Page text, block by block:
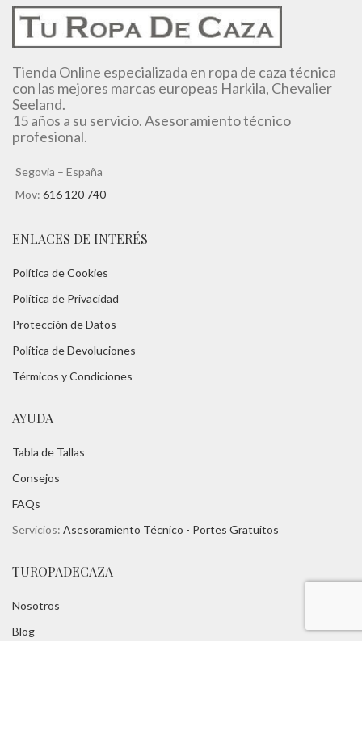
Tienda Online especializada en ropa de caza técnica
con las mejores marcas europeas Harkila, Chevalier
Seeland.
15 años a su servicio. Asesoramiento técnico
profesional.
Segovia – España
Mov: 616 120 740
ENLACES DE INTERÉS
Política de Cookies
Política de Privacidad
Protección de Datos
Política de Devoluciones
Térmicos y Condiciones
AYUDA
Tabla de Tallas
Consejos
FAQs
Servicios: Asesoramiento Técnico - Portes Gratuitos
TUROPADECAZA
Nosotros
Blog